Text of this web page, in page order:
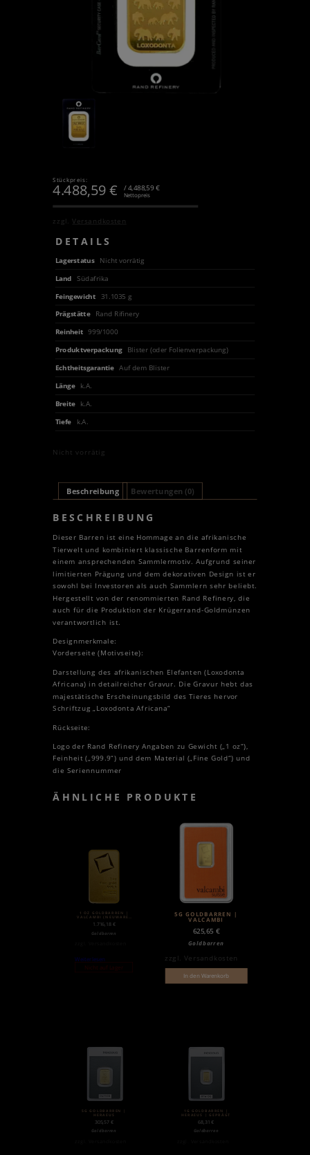
Stückpreis:
4.488,59€ / 4,488,59 €
Nettopreis
zzgl.Versandkosten
DETAILS
Lagerstatus Nicht vorrätig
Land
Südafrika
Feingewicht
31.1035 g
Prägstätte
Rand Rifinery
Reinheit 999/1000
Produktverpackung
Blister (oder Folienverpackung)
Echtheitsgarantie Auf dem Blister
Länge
k.A.
Breite
k.A.
Tiefe
k.A.
Nicht vorrätig
Beschreibung Bewertungen (0)
BESCHREIBUNG
Dieser Barren ist eine Hommage an die afrikanische
Tierwelt und kombiniert klassische Barrenform mit
einem ansprechenden Sammlermotiv. Aufgrund seiner
limitierten Prägung und dem dekorativen Design ist er
sowohl bei Investoren als auch Sammlern sehr beliebt.
Hergestellt von der renommierten Rand Refinery, die
auch für die Produktion der Krügerrand-Goldmünzen
verantwortlich ist.
Designmerkmale:
Vorderseite (Motivseite):
Darstellung des afrikanischen Elefanten (Loxodonta
Africana) in detailreicher Gravur. Die Gravur hebt das
majestätische Erscheinungsbild des Tieres hervor
Schriftzug „Loxodonta Africana“
Rückseite:
Logo der Rand Refinery Angaben zu Gewicht („1 oz“),
Feinheit („999.9“) und dem Material („Fine Gold“) und
die Seriennummer
ÄHNLICHE PRODUKTE
1 OZ GOLDBARREN |
VALCAMBI (NEUWARE)
1.716,18 €
Goldbarren
Weiterlesen
Nicht auf Lager
5G GOLDBARREN |
VALCAMBI
625,65 €
Goldbarren
zzgl. Versandkosten
In den Warenkorb
5G GOLDBARREN |
HERAEUS
305,57 €
Goldbarren
1G GOLDBARREN |
HERAEUS | GEPRÄGT
68,31€
Goldbarren